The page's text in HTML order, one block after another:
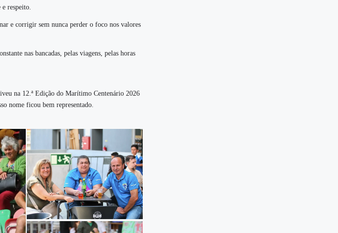
e respeito.
e corrigir sem nunca perder o foco nos valores
nas bancadas, pelas viagens, pelas horas
na 12.ª Edição do Marítimo Centenário 2026
nome ficou bem representado.